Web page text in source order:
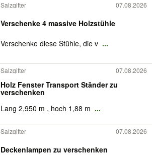
Salzgitter 07.08.2026
Verschenke 4 massive Holzstühle
Verschenke diese Stühle, die v ...
Salzgitter 07.08.2026
Holz Fenster Transport Ständer zu
verschenken
Lang 2,950 m , hoch 1,88 m ...
Salzgitter 07.08.2026
Deckenlampen zu verschenken